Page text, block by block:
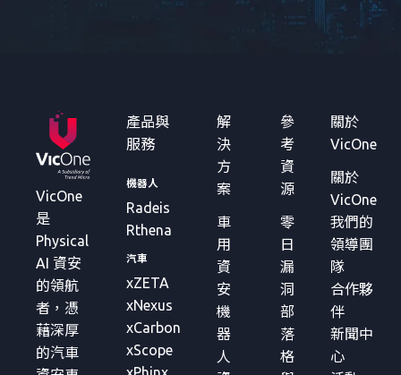
VicOne
是
Physical
AI 資安
的領航
者，憑
藉深厚
的汽車
產品與
服務
機器人
Radeis
Rthena
汽車
xZETA
xNexus
xCarbon
xScope
解
決
方
案
車
用
資
安
機
器
人
參
考
資
源
零
日
漏
洞
部
落
格
關於
VicOne
關於
VicOne
我們的
領導團
隊
合作夥
伴
新聞中
心